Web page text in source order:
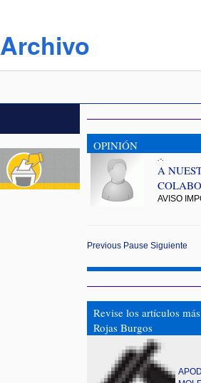
Archivo
OPINIÓN
.-.
A
AVISO
Previous Pause Siguiente
Revise los artículos
Rojas Burgos